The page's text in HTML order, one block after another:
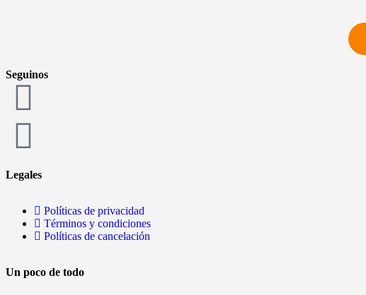
Seguinos
Legales
Políticas de privacidad
Términos y condiciones
Políticas de cancelación
Un poco de todo